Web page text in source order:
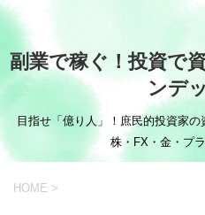
副業で稼ぐ！投資で
ンデ
目指せ「億り人」！庶民的投資家
株・FX・金・プ
HOME >